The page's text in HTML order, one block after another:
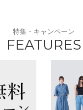
特集・キャンペーン
FEATURES